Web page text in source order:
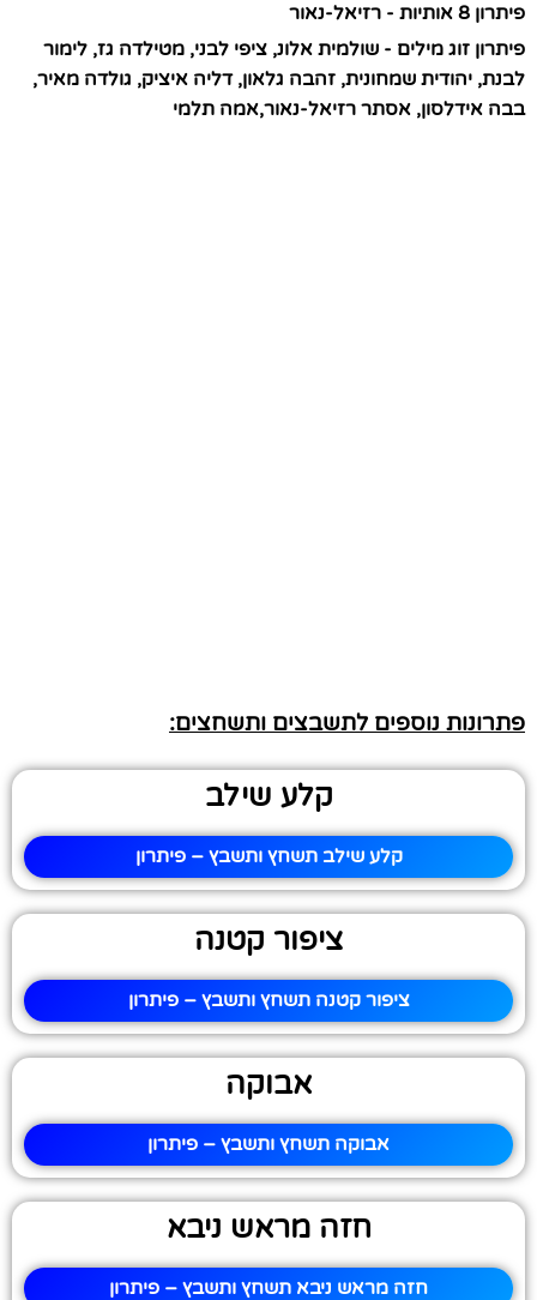
פיתרון 8 אותיות - רזיאל-נאור
פיתרון זוג מילים - שולמית אלונ, ציפי לבני, מטילדה גז, לימור
לבנת, יהודית שמחונית, זהבה גלאון, דליה איציק, גולדה מאיר,
בבה אידלסון, אסתר רזיאל-נאור,אמה תלמי
פתרונות נוספים לתשבצים ותשחצים:
קלע שילב
קלע שילב תשחץ ותשבץ – פיתרון
ציפור קטנה
ציפור קטנה תשחץ ותשבץ – פיתרון
אבוקה
אבוקה תשחץ ותשבץ – פיתרון
חזה מראש ניבא
חזה מראש ניבא תשחץ ותשבץ – פיתרון